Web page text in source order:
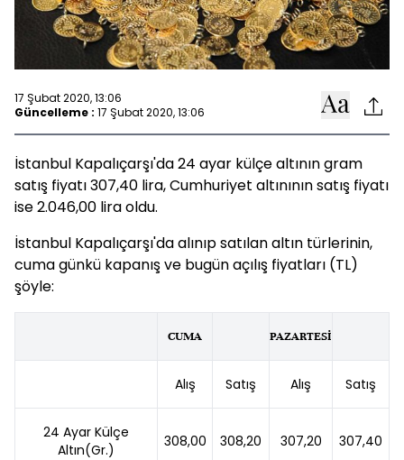
17 Şubat 2020, 13:06
Güncelleme : 17 Şubat 2020, 13:06
İstanbul Kapalıçarşı'da 24 ayar külçe altının gram
satış fiyatı 307,40 lira, Cumhuriyet altınının satış fiyatı
ise 2.046,00 lira oldu.
İstanbul Kapalıçarşı'da alınıp satılan altın türlerinin,
cuma günkü kapanış ve bugün açılış fiyatları (TL)
şöyle:
CUMA PAZARTESİ
Alış Satış Alış Satış
24 Ayar Külçe
Altın(Gr.)
308,00 308,20 307,20 307,40